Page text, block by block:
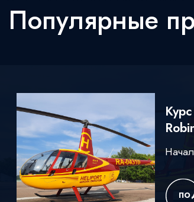
Популярные